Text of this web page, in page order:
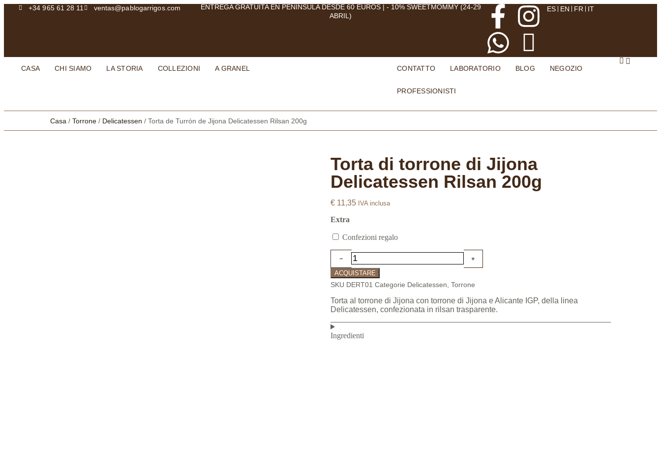
+34 965 61 28 11 ventas@pablogarrigos.com
ENTREGA GRATUITA EN PENÍNSULA DESDE 60 EUROS | - 10% SWEETMOMMY (24-29
ABRIL)
ES EN FR IT
CASA CHI SIAMO LA STORIA COLLEZIONI A GRANEL CONTATTO LABORATORIO BLOG NEGOZIO
PROFESSIONISTI
Casa / Torrone / Delicatessen / Torta de Turrón de Jijona Delicatessen Rilsan 200g
Torta di torrone di Jijona
Delicatessen Rilsan 200g
€ 11,35 IVA inclusa
Extra
Confezioni regalo
ACQUISTARE
SKU DERT01 Categorie Delicatessen Torrone
Torta al torrone di Jijona con torrone di Jijona e Alicante IGP, della linea
Delicatessen, confezionata in rilsan trasparente.
Ingredienti